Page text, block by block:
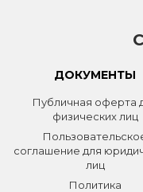
ДОКУМЕНТЫ
Публичная оферта
физических лиц
соглашение для
лиц
Политика